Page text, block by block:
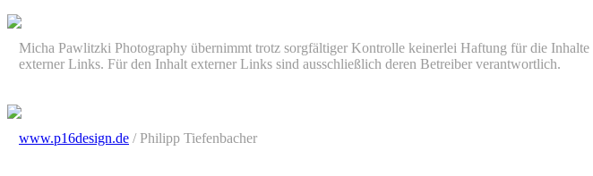
Micha Pawlitzki Photography übernimmt trotz sorgfältiger Kontrolle keinerlei Haftung für die Inhalte
externer Links. Für den Inhalt externer Links sind ausschließlich deren Betreiber verantwortlich.
www.p16design.de / Philipp Tiefenbacher